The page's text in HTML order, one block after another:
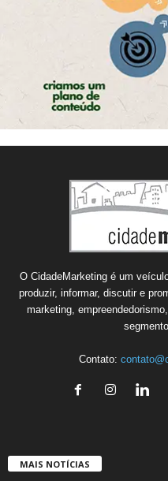
O CidadeMarketing é um
produzir, informar, discutir e
marketing,
Contato:
MAIS NOTÍCIAS